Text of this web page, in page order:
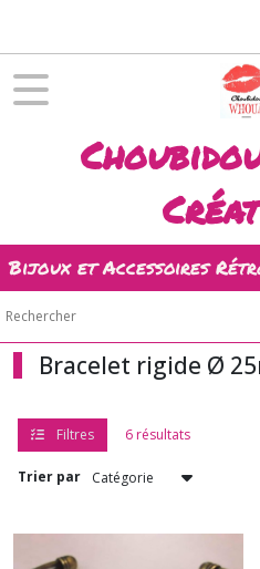
Bijoux et Accessoires
Bracelet rigide Ø
Filtres 6 résultats
Trier par
FILTRES
Bracelet
rigide
Ø
(6)
Afficher
résultats